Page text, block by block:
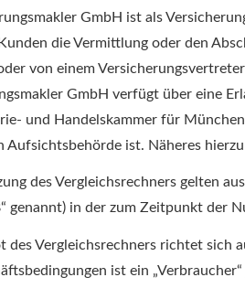
GmbH ist als
die Vermittlung oder den
von einem
GmbH verfügt über eine
und Handelskammer für
Aufsichtsbehörde ist. Näheres
des Vergleichsrechners gelten
genannt) in der zum Zeitpunkt der
Vergleichsrechners richtet sich
ist ein